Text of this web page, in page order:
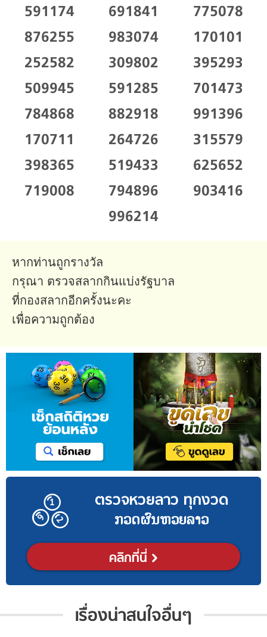
591174
691841
775078
876255
983074
170101
252582
309802
395293
509945
591285
701473
784868
882918
991396
170711
264726
315579
398365
519433
625652
719008
794896
903416
996214
หากท่านถูกรางวัล
กรุณา ตรวจสลากกินแบ่งรัฐบาล
ที่กองสลากอีกครั้งนะคะ
เพื่อความถูกต้อง
ตรวจหวยลาว ทุกงวด
ກວດຜົນຫວຍລາວ
คลิกที่นี่
เรื่องน่าสนใจอื่นๆ